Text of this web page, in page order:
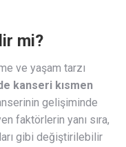
mi?
ve yaşam tarzı
kanseri kısmen
gelişiminde
faktörlerin yanı sıra,
gibi değiştirilebilir